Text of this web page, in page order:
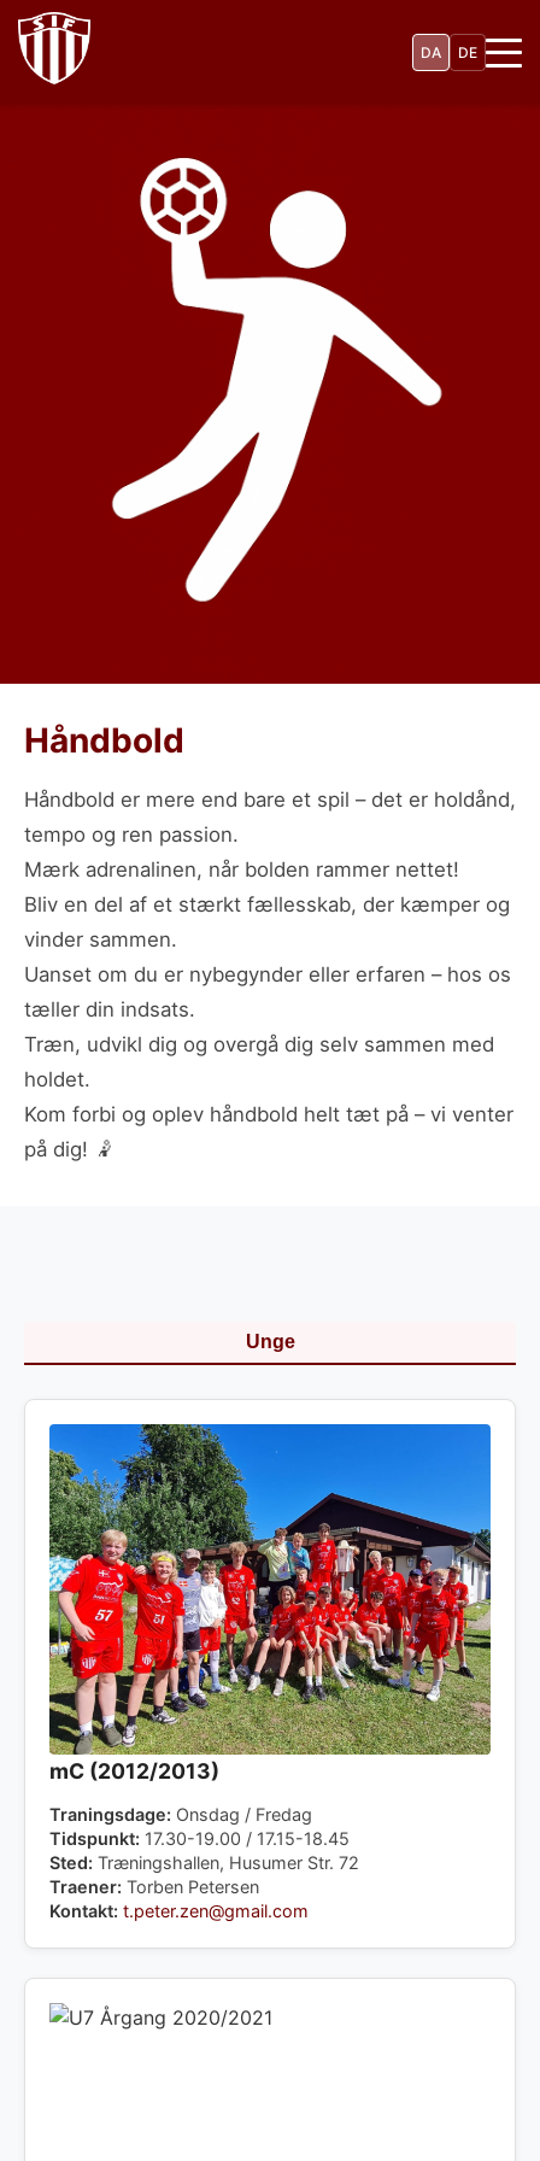
Gå
hovedindhold
DA DE
Håndbold
Håndbold er mere end bare et spil – det er holdånd,
tempo og ren passion.
Mærk adrenalinen, når bolden rammer nettet!
Bliv en del af et stærkt fællesskab, der kæmper og
vinder sammen.
Uanset om du er nybegynder eller erfaren – hos os
tæller din indsats.
Træn, udvikl dig og overgå dig selv sammen med
holdet.
Kom forbi og oplev håndbold helt tæt på – vi venter
på dig! 🤾
Unge
mC (2012/2013)
Traningsdage: Onsdag / Fredag
Tidspunkt: 17.30-19.00 / 17.15-18.45
Sted: Træningshallen, Husumer Str. 72
Traener: Torben Petersen
Kontakt: t.peter.zen@gmail.com